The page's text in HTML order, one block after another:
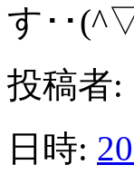
す･･
投稿者:
日時: